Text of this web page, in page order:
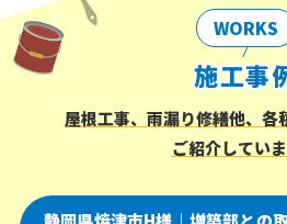
WORKS
施工事
屋根工事、雨漏り修繕他、各
ご紹介していま